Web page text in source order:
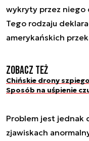
wykryty przez niego
Tego rodzaju
amerykańskich
Zobacz też
Chińskie drony
Sposób na uśpienie
Problem jest jednak
zjawiskach